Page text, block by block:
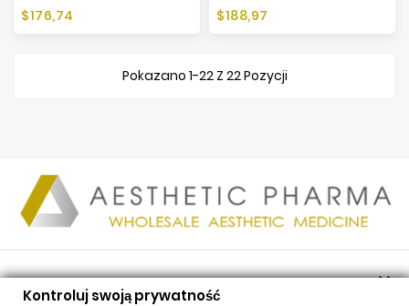
Cena
$176,74
Cena
$188,97
Pokazano 1-22 Z 22 Pozycji
PRODUKTY 
Kontroluj swoją prywatność